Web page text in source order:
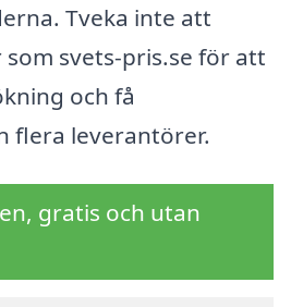
Tveka inte att
svets-pris.se för att
och få
flera leverantörer.
gratis och utan